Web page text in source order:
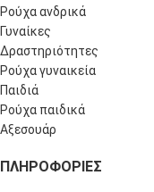
Ρούχα ανδρικά
Γυναίκες
Δραστηριότητες
Ρούχα γυναικεία
Παιδιά
Ρούχα παιδικά
Αξεσουάρ
ΠΛΗΡΟΦΟΡΊΕΣ